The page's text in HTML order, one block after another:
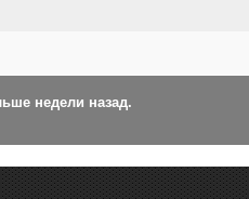
недели назад.